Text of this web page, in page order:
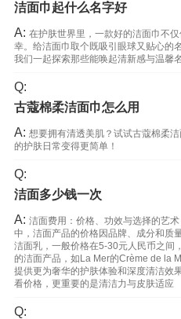
洁面巾起什么名字好
A: 在护肤世界里，一款好的洁面巾不
幸。给洁面巾取个既吸引眼球又贴心的
我们一起探索那些能唤起清新感与温馨
Q:
古蔻棉柔洁面巾怎么用
A: 想要拥有清透美肌？试试古蔻棉柔
的护肤日常变得更简单！
Q:
洁面多少钱一次
A: 洁面费用：价格、功效与选择的艺
中，洁面产品的价格因品牌、成分和质
洁面乳，一般价格在5-30元人民币之间
的洁面产品，如La Mer的Crème de la
提供更为奢华的护肤体验和深度清洁效
看价格，更重要的是清洁力与皮肤适应
Q: